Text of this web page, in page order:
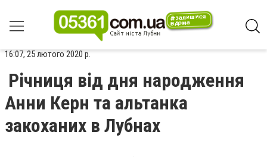
16:07, 25 лютого 2020 р.
Річниця від дня народження
Анни Керн та альтанка
закоханих в Лубнах